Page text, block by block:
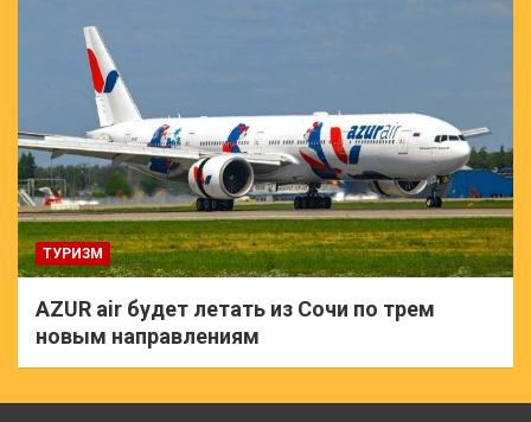
ТУРИЗМ
AZUR air будет летать из Сочи по трем
новым направлениям